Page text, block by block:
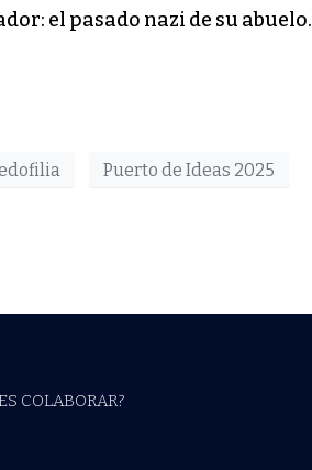
el pasado nazi de su abuelo.
Puerto de Ideas 2025
COLABORAR?